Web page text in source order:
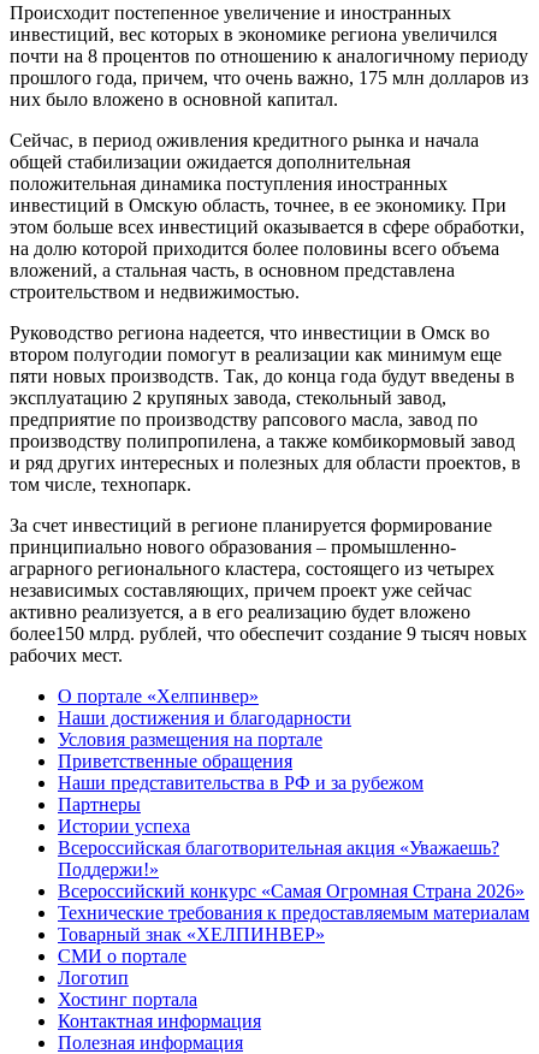
Происходит постепенное увеличение и иностранных
инвестиций, вес которых в экономике региона увеличился
почти на 8 процентов по отношению к аналогичному периоду
прошлого года, причем, что очень важно, 175 млн долларов из
них было вложено в основной капитал.
Сейчас, в период оживления кредитного рынка и начала
общей стабилизации ожидается дополнительная
положительная динамика поступления иностранных
инвестиций в Омскую область, точнее, в ее экономику. При
этом больше всех инвестиций оказывается в сфере обработки,
на долю которой приходится более половины всего объема
вложений, а стальная часть, в основном представлена
строительством и недвижимостью.
Руководство региона надеется, что инвестиции в Омск во
втором полугодии помогут в реализации как минимум еще
пяти новых производств. Так, до конца года будут введены в
эксплуатацию 2 крупяных завода, стекольный завод,
предприятие по производству рапсового масла, завод по
производству полипропилена, а также комбикормовый завод
и ряд других интересных и полезных для области проектов, в
том числе, технопарк.
За счет инвестиций в регионе планируется формирование
принципиально нового образования – промышленно-
аграрного регионального кластера, состоящего из четырех
независимых составляющих, причем проект уже сейчас
активно реализуется, а в его реализацию будет вложено
более150 млрд. рублей, что обеспечит создание 9 тысяч новых
рабочих мест.
О портале «Хелпинвер»
Наши достижения и благодарности
Условия размещения на портале
Приветственные обращения
Наши представительства в РФ и за рубежом
Партнеры
Истории успеха
Всероссийская благотворительная акция «Уважаешь?
Поддержи!»
Всероссийский конкурс «Самая Огромная Страна 2026»
Технические требования к предоставляемым материалам
Товарный знак «ХЕЛПИНВЕР»
СМИ о портале
Логотип
Хостинг портала
Контактная информация
Полезная информация